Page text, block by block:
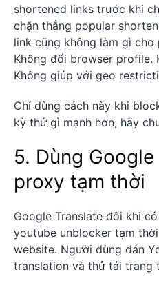
shortened links trước khi
chặn thẳng popular
link cũng không làm gì cho
Không đổi browser profile.
Không giúp với geo
Chỉ dùng cách này khi
kỳ thứ gì mạnh hơn, hãy
5. Dùng
proxy tạm thời
Google Translate đôi khi
youtube unblocker tạm
website. Người dùng dán
translation và thử tải trang